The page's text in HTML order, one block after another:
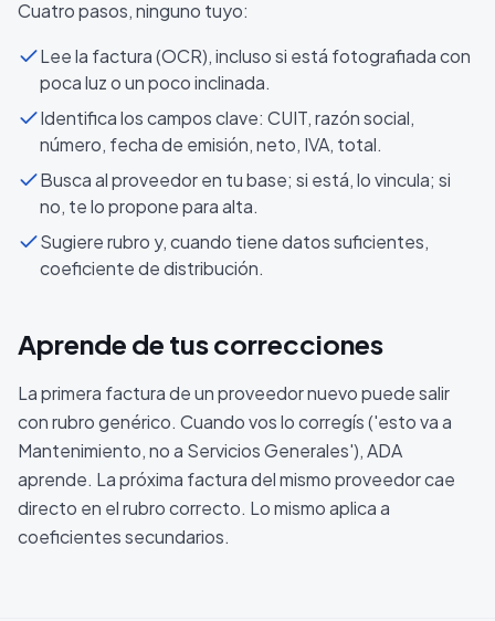
Cuatro pasos, ninguno tuyo:
Lee la factura (OCR), incluso si está fotografiada con
poca luz o un poco inclinada.
Identifica los campos clave: CUIT, razón social,
número, fecha de emisión, neto, IVA, total.
Busca al proveedor en tu base; si está, lo vincula; si
no, te lo propone para alta.
Sugiere rubro y, cuando tiene datos suficientes,
coeficiente de distribución.
Aprende de tus correcciones
La primera factura de un proveedor nuevo puede salir
con rubro genérico. Cuando vos lo corregís ('esto va a
Mantenimiento, no a Servicios Generales'), ADA
aprende. La próxima factura del mismo proveedor cae
directo en el rubro correcto. Lo mismo aplica a
coeficientes secundarios.